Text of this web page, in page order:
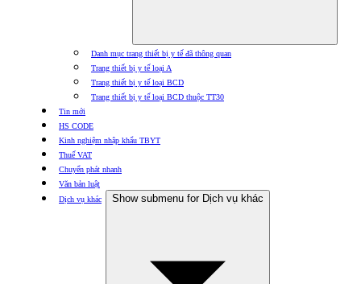
Danh mục trang thiết bị y tế đã thông quan
Trang thiết bị y tế loại A
Trang thiết bị y tế loại BCD
Trang thiết bị y tế loại BCD thuộc TT30
Tin mới
HS CODE
Kinh nghiệm nhập khẩu TBYT
Thuế VAT
Chuyển phát nhanh
Văn bản luật
Dịch vụ khác
Show submenu for Dịch vụ khác